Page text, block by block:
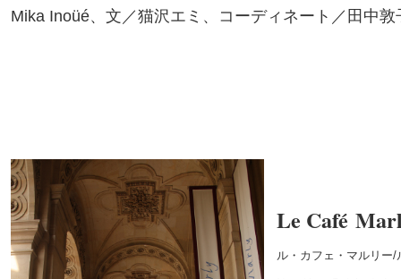
Mika Inoüé、文／猫沢エミ、コーディネート／田中敦
Le Café
ル・カフェ・マルリー/